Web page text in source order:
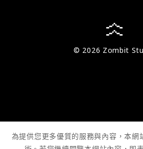
© 2026 Zombit
為提供您更多優質的服務與內容，本